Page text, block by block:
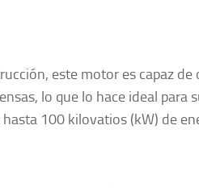
este motor es capaz de
lo que lo hace ideal para
100 kilovatios (kW) de